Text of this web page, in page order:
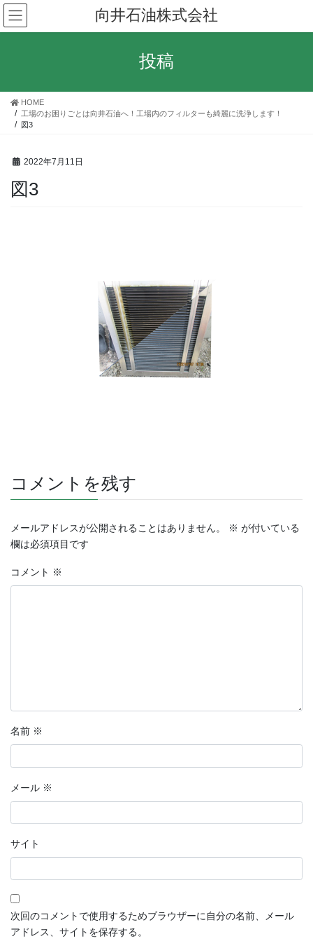
コ
ン
テ
ス
ナ
ビ
ゲ
ン
向井石油株式会社
投稿
HOME
工場のお困りごとは向井石油へ！工場内のフィルターも綺麗に洗浄します！
図3
2022年7月11日
図3
コメントを残す
メールアドレスが公開されることはありません。 ※ が付いている
欄は必須項目です
コメント ※
名前 ※
メール ※
サイト
次回のコメントで使用するためブラウザーに自分の名前、メール
アドレス、サイトを保存する。